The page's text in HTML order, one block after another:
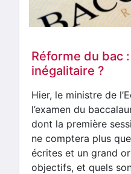
Réforme du bac
inégalitaire ?
Hier, le ministre de
l’examen du
dont la première
ne comptera plus
écrites et un grand
objectifs, et quels